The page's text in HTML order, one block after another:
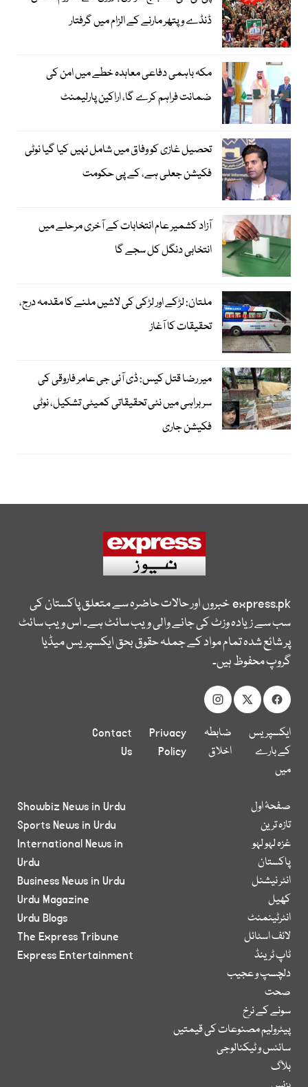
ڈنڈے و پتھر مارنے کے الزام میں گرفتار
مکہ باہمی دفاعی معاہدہ خطے میں امن کی
ضمانت فراہم کرے گا، اراکین پارلیمنٹ
تحصیل غازی کو وفاق میں شامل نہیں کیا گیا نوٹی
فکیشن جعلی ہے، کے پی حکومت
آزاد کشمیر عام انتخابات کے آخری مرحلے میں
انتخابی دنگل کل سجے گا
ملتان: لڑکے اور لڑکی کی لاشیں ملنے کا مقدمہ درج،
تحقیقات کا آغاز
میر رضا قتل کیس: ڈی آئی جی عامر فاروقی کی
سربراہی میں نئی تحقیقاتی کمیٹی تشکیل، نوٹی
فکیشن جاری
express.pkخبروں اور حالات حاضرہ سے متعلق پاکستان کی
سب سے زیادہ وزٹ کی جانے والی ویب سائٹ ہے۔ اس ویب سائٹ
پر شائع شدہ تمام مواد کے جملہ حقوق بحق ایکسپریس میڈیا
گروپ محفوظ ہیں۔
ایکسپریس
کے بارے
میں
ضابطہ
اخلاق
Privacy
Policy
Contact
Us
صفحۂ اول
تازہ ترین
غزہ لہو لہو
پاکستان
انٹر نیشنل
کھیل
انٹرٹینمنٹ
لائف اسٹائل
ٹاپ ٹرینڈ
دلچسپ و عجیب
صحت
سونے کے نرخ
پیٹرولیم مصنوعات کی قیمتیں
سائنس و ٹیکنالوجی
بلاگ
Showbiz News in Urdu
Sports News in Urdu
International News in
Urdu
Business News in Urdu
Urdu Magazine
Urdu Blogs
The Express Tribune
Express Entertainment